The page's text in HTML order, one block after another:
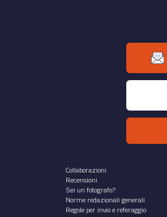
Collaborazioni
Recensioni
Sei un fotografo?
Norme redazionali generali
Regole per invio e referaggio